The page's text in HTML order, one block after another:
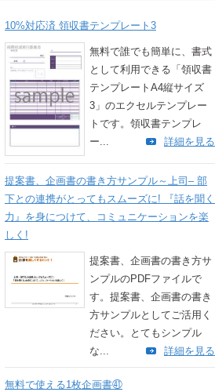
10%対応済 領収書テンプレート3
無料で誰でも簡単に、書式
として利用できる「領収書
テンプレートA4縦サイズ
3」のエクセルテンプレー
トです。領収書テンプレ
ー...
詳細を見る
提案書、企画書の書き方サンプル～上司– 部
下との連携がとってもスムーズに! 『話を聞く
力』を身につけて、コミュニケーションを楽
しく!
提案書、企画書の書き方サ
ンプルのPDFファイルで
す。提案書、企画書の書き
方サンプルとしてご活用く
ださい。とてもシンプル
な...
詳細を見る
無料で使える1枚企画書㊶